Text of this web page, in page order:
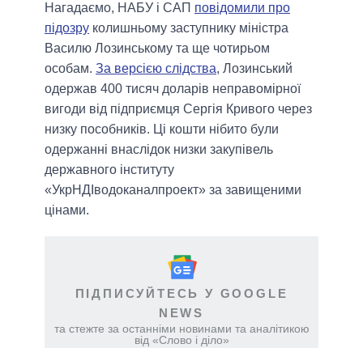
Нагадаємо, НАБУ і САП повідомили про
підозру колишньому заступнику міністра
Василю Лозинському та ще чотирьом
особам. За версією слідства, Лозинський
одержав 400 тисяч доларів неправомірної
вигоди від підприємця Сергія Кривого через
низку пособників. Ці кошти нібито були
одержанні внаслідок низки закупівель
державного інституту
«УкрНДІводоканалпроект» за завищеними
цінами.
ПІДПИСУЙТЕСЬ У GOOGLE
NEWS
та стежте за останніми новинами та аналітикою
від «Слово і діло»